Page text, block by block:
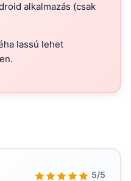
alkalmazás (csak
lassú lehet
5/5